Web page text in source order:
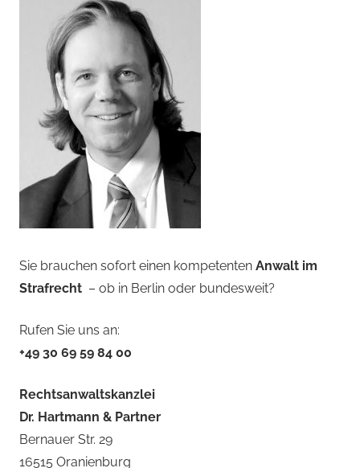
Sie brauchen sofort einen kompetenten Anwalt im
Strafrecht – ob in Berlin oder bundesweit?
Rufen Sie uns an:
+49 30 69 59 84 00
Rechtsanwaltskanzlei
Dr. Hartmann & Partner
Bernauer Str. 29
16515 Oranienburg